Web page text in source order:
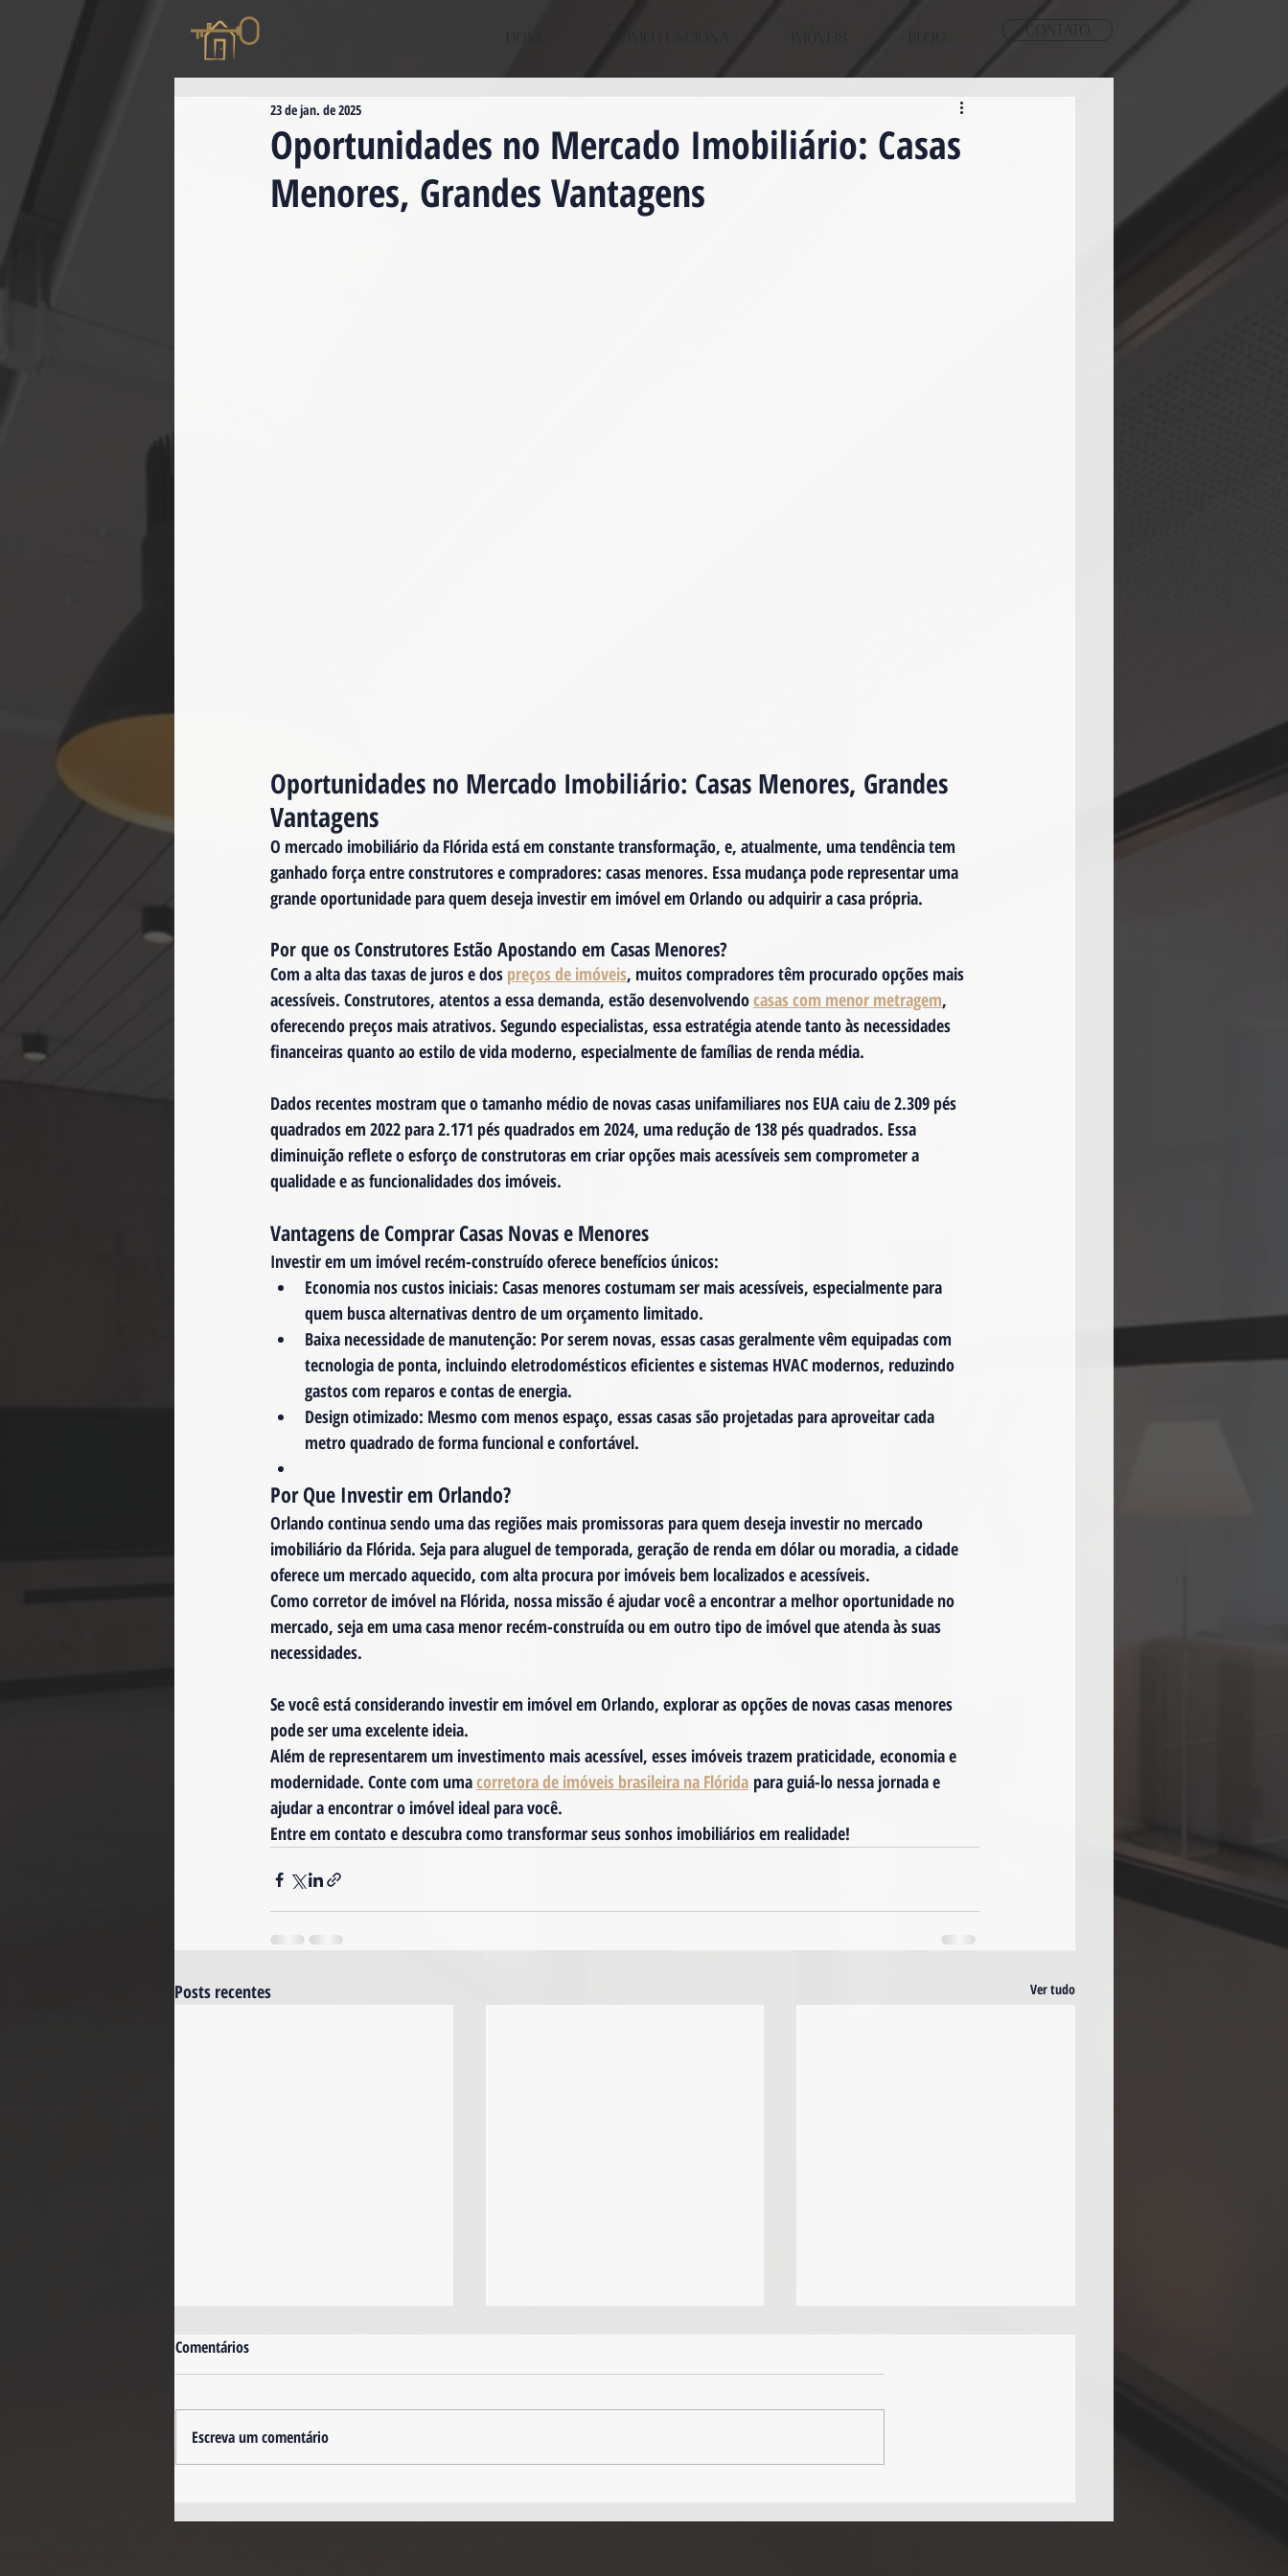
Oportunidades no Mercado Imobiliário: Casas
Menores, Grandes Vantagens
23 de jan. de 2025
Oportunidades no Mercado Imobiliário: Casas Menores, Grandes
Vantagens
O mercado imobiliário da Flórida está em constante transformação, e, atualmente, uma tendência tem
ganhado força entre construtores e compradores: casas menores. Essa mudança pode representar uma
grande oportunidade para quem deseja investir em imóvel em Orlando ou adquirir a casa própria.
Por que os Construtores Estão Apostando em Casas Menores?
Com a alta das taxas de juros e dos preços de imóveis, muitos compradores têm procurado opções mais
acessíveis. Construtores, atentos a essa demanda, estão desenvolvendo casas com menor metragem,
oferecendo preços mais atrativos. Segundo especialistas, essa estratégia atende tanto às necessidades
financeiras quanto ao estilo de vida moderno, especialmente de famílias de renda média.
Dados recentes mostram que o tamanho médio de novas casas unifamiliares nos EUA caiu de 2.309 pés
quadrados em 2022 para 2.171 pés quadrados em 2024, uma redução de 138 pés quadrados. Essa
diminuição reflete o esforço de construtoras em criar opções mais acessíveis sem comprometer a
qualidade e as funcionalidades dos imóveis.
Vantagens de Comprar Casas Novas e Menores
Investir em um imóvel recém-construído oferece benefícios únicos:
Economia nos custos iniciais: Casas menores costumam ser mais acessíveis, especialmente para
quem busca alternativas dentro de um orçamento limitado.
Baixa necessidade de manutenção: Por serem novas, essas casas geralmente vêm equipadas com
tecnologia de ponta, incluindo eletrodomésticos eficientes e sistemas HVAC modernos, reduzindo
gastos com reparos e contas de energia.
Design otimizado: Mesmo com menos espaço, essas casas são projetadas para aproveitar cada
metro quadrado de forma funcional e confortável.
Por Que Investir em Orlando?
Orlando continua sendo uma das regiões mais promissoras para quem deseja investir no mercado
imobiliário da Flórida. Seja para aluguel de temporada, geração de renda em dólar ou moradia, a cidade
oferece um mercado aquecido, com alta procura por imóveis bem localizados e acessíveis.
Como corretor de imóvel na Flórida, nossa missão é ajudar você a encontrar a melhor oportunidade no
mercado, seja em uma casa menor recém-construída ou em outro tipo de imóvel que atenda às suas
necessidades.
Se você está considerando investir em imóvel em Orlando, explorar as opções de novas casas menores
pode ser uma excelente ideia.
Além de representarem um investimento mais acessível, esses imóveis trazem praticidade, economia e
modernidade. Conte com uma corretora de imóveis brasileira na Flórida para guiá-lo nessa jornada e
ajudar a encontrar o imóvel ideal para você.
Entre em contato e descubra como transformar seus sonhos imobiliários em realidade!
Posts recentes Ver tudo
Quer Comprar o Primeiro Imóvel
Rápido na Flórida
Investir em Imóvel em Orlando
Comentários
Escreva um comentário